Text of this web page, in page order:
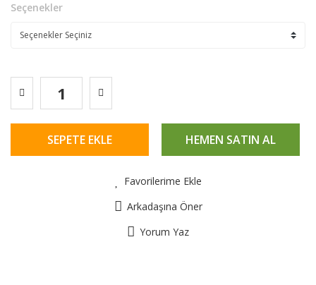
Seçenekler
SEPETE EKLE HEMEN SATIN AL
Favorilerime Ekle
Arkadaşına Öner
Yorum Yaz